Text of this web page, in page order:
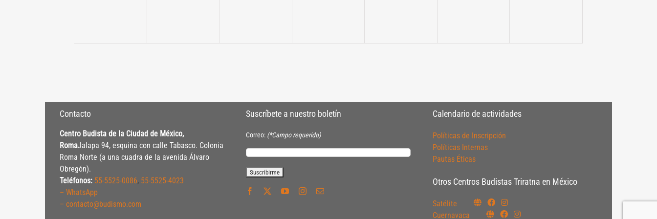
Contacto
Centro Budista de la Ciudad de México,
RomaJalapa 94, esquina con calle Tabasco. Colonia
Roma Norte (a una cuadra de la avenida Álvaro
Obregón).
Teléfonos: 55-5525-0086, 55-5525-4023
– WhatsApp
– contacto@budismo.com
Suscríbete a nuestro boletín
Correo: (*Campo requerido)
Calendario de actividades
Políticas de Inscripción
Políticas Internas
Pautas Éticas
Otros Centros Budistas Triratna en México
Satélite
Cuernavaca